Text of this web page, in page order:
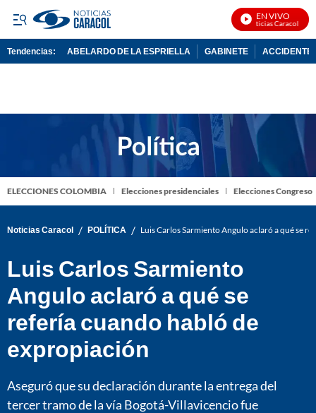
EN VIVO
Noticias Caracol En
Tendencias: ABELARDO DE LA ESPRIELLA GABINETE ACCIDENTE
ELECCIONES COLOMBIA Elecciones presidenciales Elecciones Congreso
Noticias Caracol / POLÍTICA / Luis Carlos Sarmiento Angulo aclaró a qué se
Luis Carlos Sarmiento
Angulo aclaró a qué se
refería cuando habló de
expropiación
Aseguró que su declaración durante la entrega del
tercer tramo de la vía Bogotá-Villavicencio fue